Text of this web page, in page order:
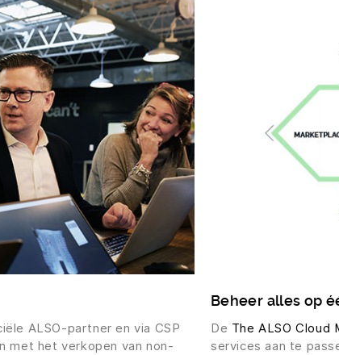
ALSO-partner en via CSP
met het verkopen van non-
Beheer alles op
De The ALSO Cloud
services aan te